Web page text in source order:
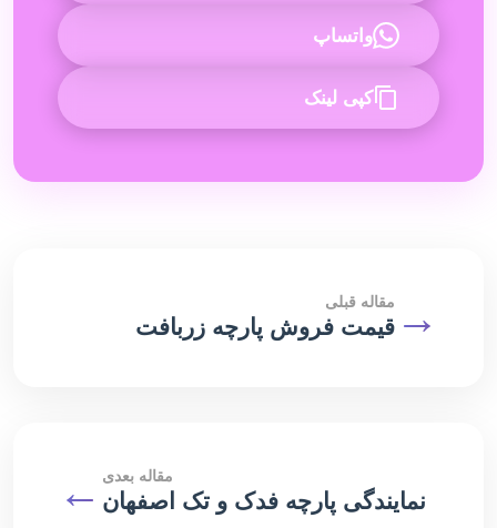
واتساپ
کپی لینک
→ مقاله قبلی
قیمت فروش پارچه زربافت
مقاله بعدی
نمایندگی پارچه فدک و تک اصفهان ←